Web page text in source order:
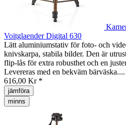
Voitglaender Digital 630
Lätt aluminiumstativ för foto- och
knivskarpa, stabila bilder. Den är
flip-lås för extra robusthet och en
Levereras med en bekväm bärväska....
616,00 Kr *
jämföra
minns